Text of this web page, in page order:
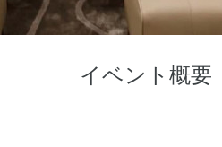
イベント概要